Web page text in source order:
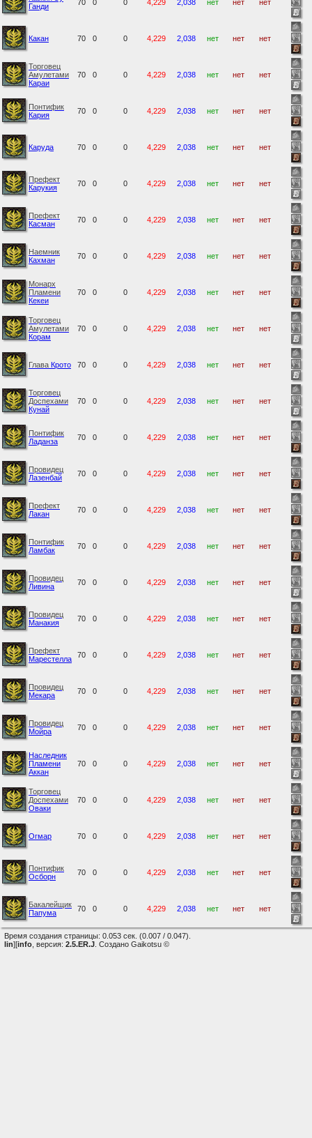
Ганди
70 0 0 4,229 2,038 нет нет нет
Какан 70 0 0 4,229 2,038 нет нет нет
Торговец
Амулетами
Караи
70 0 0 4,229 2,038 нет нет нет
Понтифик
Кария
70 0 0 4,229 2,038 нет нет нет
Каруда 70 0 0 4,229 2,038 нет нет нет
Префект
Карукия
70 0 0 4,229 2,038 нет нет нет
Префект
Касман
70 0 0 4,229 2,038 нет нет нет
Наемник
Кахман
70 0 0 4,229 2,038 нет нет нет
Монарх
Пламени
Кекеи
70 0 0 4,229 2,038 нет нет нет
Торговец
Амулетами
Корам
70 0 0 4,229 2,038 нет нет нет
Глава Крото 70 0 0 4,229 2,038 нет нет нет
Торговец
Доспехами
Кунай
70 0 0 4,229 2,038 нет нет нет
Понтифик
Ладанза
70 0 0 4,229 2,038 нет нет нет
Провидец
Лазенбай
70 0 0 4,229 2,038 нет нет нет
Префект
Лакан
70 0 0 4,229 2,038 нет нет нет
Понтифик
Ламбак
70 0 0 4,229 2,038 нет нет нет
Провидец
Ливина
70 0 0 4,229 2,038 нет нет нет
Провидец
Манакия
70 0 0 4,229 2,038 нет нет нет
Префект
Марестелла
70 0 0 4,229 2,038 нет нет нет
Провидец
Мекара
70 0 0 4,229 2,038 нет нет нет
Провидец
Мойра
70 0 0 4,229 2,038 нет нет нет
Наследник
Пламени
Аккан
70 0 0 4,229 2,038 нет нет нет
Торговец
Доспехами
Оваки
70 0 0 4,229 2,038 нет нет нет
Огмар 70 0 0 4,229 2,038 нет нет нет
Понтифик
Осборн
70 0 0 4,229 2,038 нет нет нет
Бакалейщик
Папума
70 0 0 4,229 2,038 нет нет нет
Время создания страницы: 0.053 сек. (0.007 / 0.047).
lin][info , версия: 2.5.ER.J . Создано Gaikotsu ©